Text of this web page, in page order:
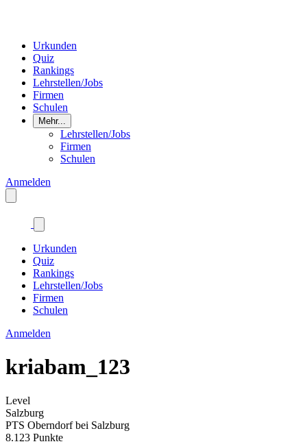
Urkunden
Quiz
Rankings
Lehrstellen/Jobs
Firmen
Schulen
Mehr...
Lehrstellen/Jobs
Firmen
Schulen
Anmelden
Urkunden
Quiz
Rankings
Lehrstellen/Jobs
Firmen
Schulen
Anmelden
kriabam_123
Level
Salzburg
PTS Oberndorf bei Salzburg
8.123 Punkte